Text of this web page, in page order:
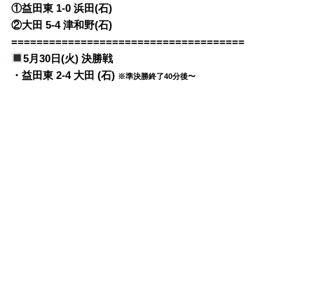
①益田東 1-0 浜田(石)
②大田 5-4 津和野(石)
=====================================
5月30日(火) 決勝戦
・益田東 2-4 大田 (石) ※準決勝終了40分後〜